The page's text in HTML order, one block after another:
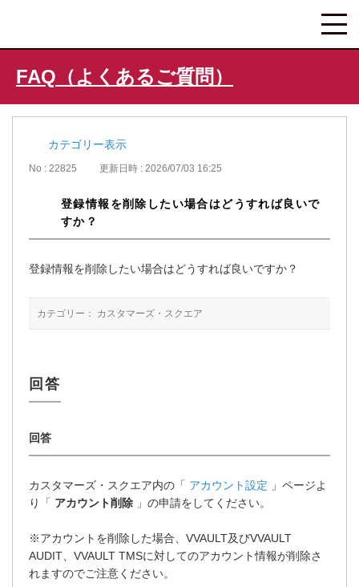
FAQ（よくあるご質問）
カテゴリー表示
No : 22825 更新日時 : 2026/07/03 16:25
登録情報を削除したい場合はどうすれば良いで
すか？
登録情報を削除したい場合はどうすれば良いですか？
カテゴリー： カスタマーズ・スクエア
カスタマーズ・スクエア内の「 アカウント設定
」ページよ
り「 アカウント削除 」の申請をしてください。
※アカウントを削除した場合、VVAULT及びVVAULT
AUDIT、VVAULT TMSに対してのアカウント情報が削除さ
れますのでご注意ください。